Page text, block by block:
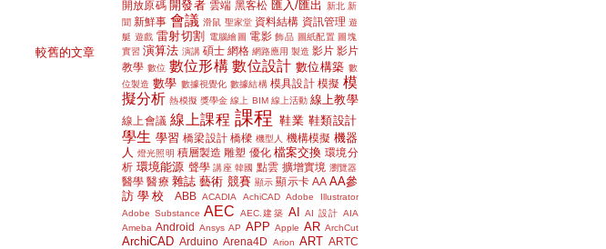
較舊的文章
開放原碼 開發者 雲端 黑客松 匯入/匯出 新北 新
聞 新鮮事 會議 滑鼠 聖家堂 資料結構 資訊管理 遊
艇 遊戲 雷射切割 電腦繪圖 電影 飾品 圖紙配置 圖塊
實習 演算法 演講 碩士 網格 網路應用 製造 影片 影片
教學 數位 數位形構 數位設計 數位構築 數
位製造 數學 數據視覺化 數據結構 模具設計 模擬 模
擬分析 熱模擬 獎學金 線上 BIM 線上活動 線上教學
線上會議 線上課程 課程 鞋業 鞋類設計
學生 學習 橋梁設計 橋樑 機型人 機構模擬 機器
人
燈光照明 積層製造 雕塑 優化 檔案交換 環境分
析 環境能源 聲學 講座 韓國 點雲 擴增實境 瀏覽器
醫學 醫療 雜誌 藝術 競賽 顯示 顯示卡 AA AA參
訪學校
ABB ACADIA AchiCAD
Adobe Illustrator
Adobe Substance AEC AEC.建築 AI AI 設計 AIA
Ameba Android Ansys AP APP Apple AR ArchCut
ArchiCAD Arduino Arena4D Arion ART ARTC